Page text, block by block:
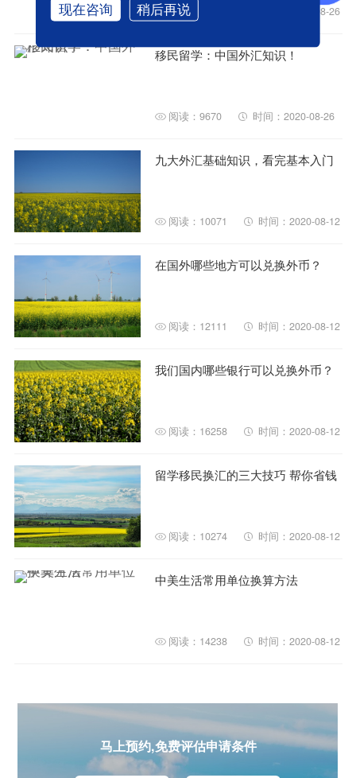
阅读：10089 时间：2020-08-26
移民留学：中国外汇知识！
阅读：9670 时间：2020-08-26
九大外汇基础知识，看完基本入门
阅读：10071 时间：2020-08-12
在国外哪些地方可以兑换外币？
阅读：12111 时间：2020-08-12
我们国内哪些银行可以兑换外币？
阅读：16258 时间：2020-08-12
留学移民换汇的三大技巧 帮你省钱
阅读：10274 时间：2020-08-12
中美生活常用单位换算方法
阅读：14238 时间：2020-08-12
马上预约,免费评估申请条件
现在咨询 稍后再说